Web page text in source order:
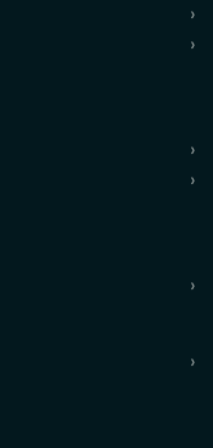
›
›
›
›
›
›